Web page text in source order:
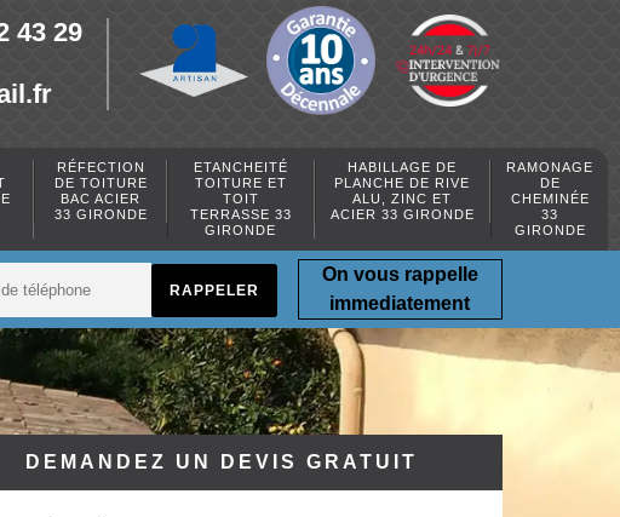
43 29
RÉFECTION
DE TOITURE
BAC ACIER
33 GIRONDE
ETANCHEITÉ
TOITURE ET
TOIT
TERRASSE 33
GIRONDE
HABILLAGE DE
PLANCHE DE RIVE
ALU, ZINC ET
ACIER 33 GIRONDE
RAMONAGE
DE
CHEMINÉE
33
GIRONDE
On vous rappelle
immediatement
DEMANDEZ UN DEVIS GRATUIT